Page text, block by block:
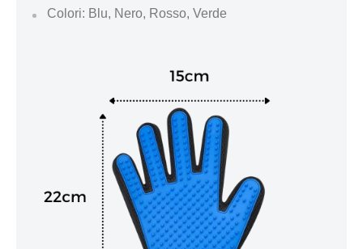
Colori: Blu, Nero, Rosso, Verde